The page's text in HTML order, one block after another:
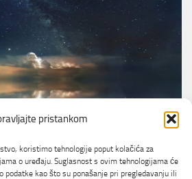
pristankom
koristimo tehnologije poput kolačića za
o uređaju. Suglasnost s ovim tehnologijama će
podatke kao što su ponašanje pri pregledavanju ili
– 10.5.)